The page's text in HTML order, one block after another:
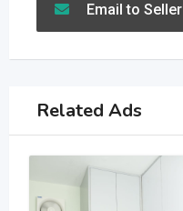
Email to Seller
Related Ads